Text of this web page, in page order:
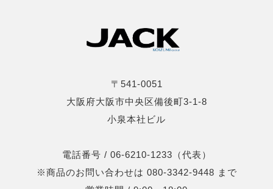
〒541-0051
大阪府大阪市中央区備後町3-1-8
小泉本社ビル
電話番号 / 06-6210-1233（代表）
※商品のお問い合わせは 080-3342-9448 まで